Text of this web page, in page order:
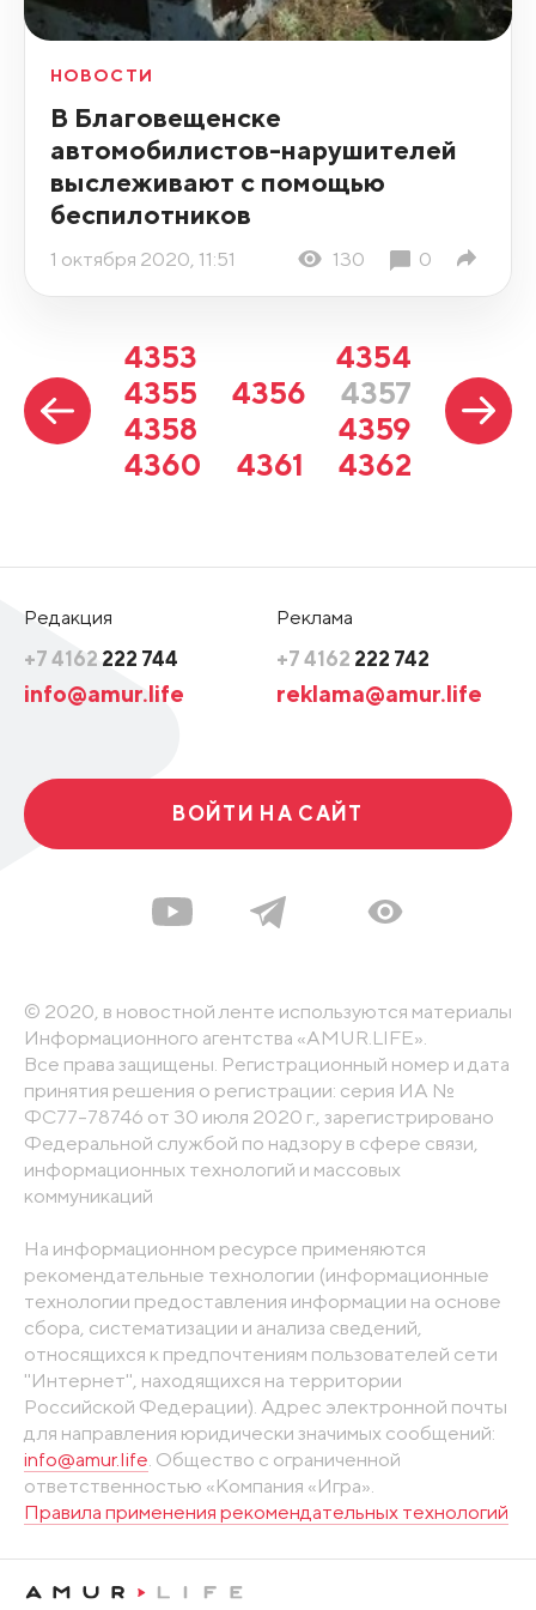
НОВОСТИ
В Благовещенске
автомобилистов-нарушителей
выслеживают с помощью
беспилотников
1 октября 2020, 11:51 130 0
4353
4354
4355
4356
4357
4358
4359
4360
4361 4362
Редакция
+7 4162 222 744
info@amur.life
Реклама
+7 4162 222 742
reklama@amur.life
ВОЙТИ НА САЙТ
© 2020, в новостной ленте используются материалы
Информационного агентства «AMUR.LIFE».
Все права защищены. Регистрационный номер и дата
принятия решения о регистрации: серия ИА №
ФС77-78746 от 30 июля 2020 г., зарегистрировано
Федеральной службой по надзору в сфере связи,
информационных технологий и массовых
коммуникаций
На информационном ресурсе применяются
рекомендательные технологии (информационные
технологии предоставления информации на основе
сбора, систематизации и анализа сведений,
относящихся к предпочтениям пользователей сети
"Интернет", находящихся на территории
Российской Федерации). Адрес электронной почты
для направления юридически значимых сообщений:
info@amur.life. Общество с ограниченной
ответственностью «Компания «Игра».
Правила применения рекомендательных технологий